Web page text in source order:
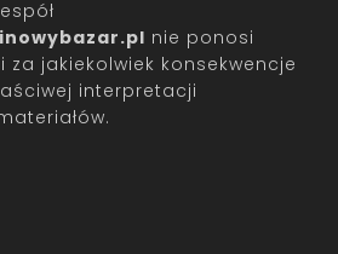
nie ponosi
jakiekolwiek konsekwencje
interpretacji